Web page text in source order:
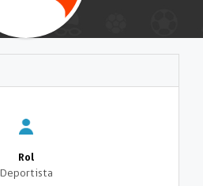
Rol
Deportista